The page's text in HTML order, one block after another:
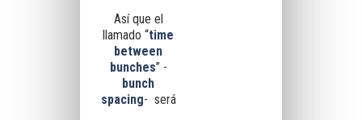
Así que el
llamado “time
between
bunches” -
bunch
spacing- será